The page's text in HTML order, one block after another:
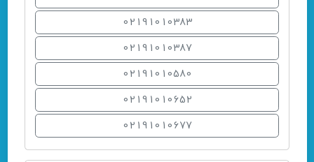
02191010383
02191010387
02191010580
02191010652
02191010677